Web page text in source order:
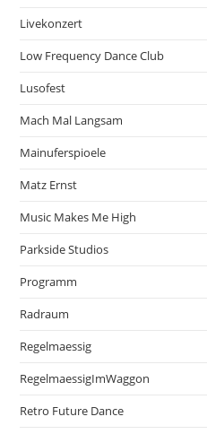
Livekonzert
Low Frequency Dance Club
Lusofest
Mach Mal Langsam
Mainuferspioele
Matz Ernst
Music Makes Me High
Parkside Studios
Programm
Radraum
Regelmaessig
RegelmaessigImWaggon
Retro Future Dance